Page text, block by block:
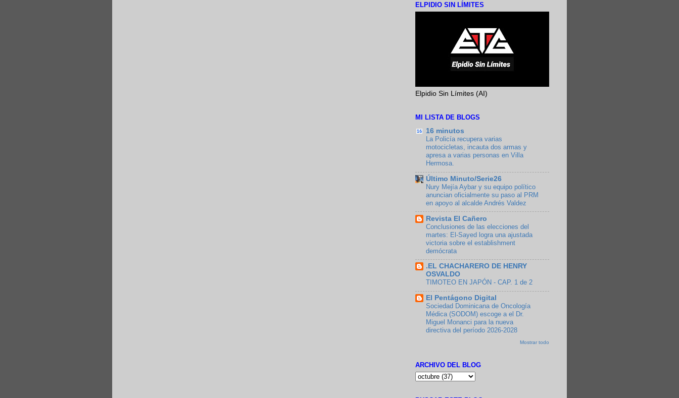
ELPIDIO SIN LÍMITES
Elpidio Sin Límites (AI)
MI LISTA DE BLOGS
16 minutos
La Policía recupera varias
motocicletas, incauta dos armas y
apresa a varias personas en Villa
Hermosa.
Último Minuto/Serie26
Nury Mejía Aybar y su equipo político
anuncian oficialmente su paso al PRM
en apoyo al alcalde Andrés Valdez
Revista El Cañero
Conclusiones de las elecciones del
martes: El-Sayed logra una ajustada
victoria sobre el establishment
demócrata
.EL CHACHARERO DE HENRY
OSVALDO
TIMOTEO EN JAPÓN - CAP. 1 de 2
El Pentágono Digital
Sociedad Dominicana de Oncología
Médica (SODOM) escoge a el Dr.
Miguel Monanci para la nueva
directiva del período 2026-2028
Mostrar todo
ARCHIVO DEL BLOG